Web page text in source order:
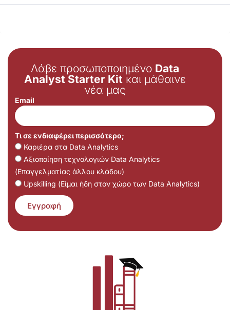
Λάβε προσωποποιημένο Data
Analyst Starter Kit και μάθαινε
νέα μας
Email
Τι σε ενδιαφέρει περισσότερο;
Καριέρα στα Data Analytics
Αξιοποίηση τεχνολογιών Data Analytics
(Επαγγελματίας άλλου κλάδου)
Upskilling (Είμαι ήδη στον χώρο των Data Analytics)
Εγγραφή